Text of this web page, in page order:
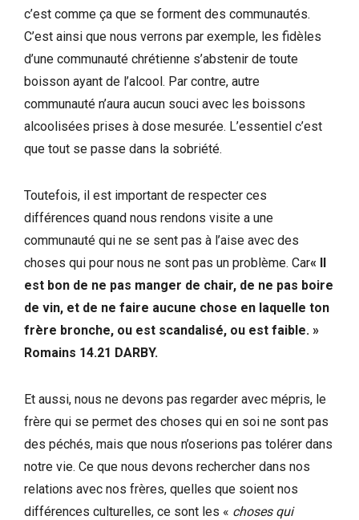
c’est comme ça que se forment des communautés.
C’est ainsi que nous verrons par exemple, les fidèles
d’une communauté chrétienne s’abstenir de toute
boisson ayant de l’alcool. Par contre, autre
communauté n’aura aucun souci avec les boissons
alcoolisées prises à dose mesurée. L’essentiel c’est
que tout se passe dans la sobriété.
Toutefois, il est important de respecter ces
différences quand nous rendons visite a une
communauté qui ne se sent pas à l’aise avec des
choses qui pour nous ne sont pas un problème. Car« Il
est bon de ne pas manger de chair, de ne pas boire
de vin, et de ne faire aucune chose en laquelle ton
frère bronche, ou est scandalisé, ou est faible. »
Romains 14.21 DARBY.
Et aussi, nous ne devons pas regarder avec mépris, le
frère qui se permet des choses qui en soi ne sont pas
des péchés, mais que nous n’oserions pas tolérer dans
notre vie. Ce que nous devons rechercher dans nos
relations avec nos frères, quelles que soient nos
différences culturelles, ce sont les « choses qui